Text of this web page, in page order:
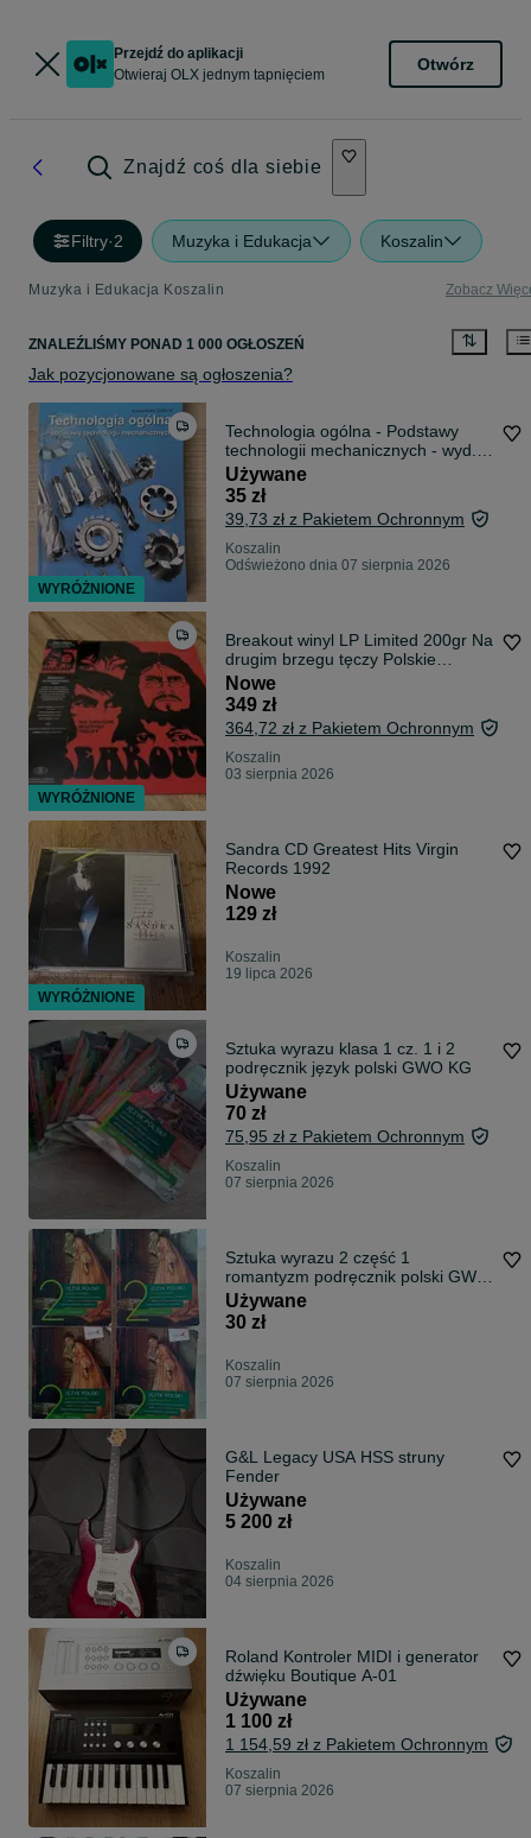
Przejdź do aplikacji
Otwieraj OLX jednym tapnięciem
Otwórz
Znajdź coś dla siebie
Filtry·2 Muzyka i Edukacja Koszalin
Muzyka i Edukacja Koszalin Zobacz
ZNALEŹLIŚMY PONAD 1 000 OGŁOSZEŃ
Jak pozycjonowane są ogłoszenia?
Technologia ogólna - Podstawy
technologii mechanicznych - wyd.
WSiP
Używane
35 zł
39,73 zł z Pakietem Ochronnym
Koszalin
Odświeżono dnia 07 sierpnia 2026
Breakout winyl LP Limited 200gr Na
drugim brzegu tęczy Polskie
Nagrania
Nowe
349 zł
364,72 zł z Pakietem Ochronnym
Koszalin
03 sierpnia 2026
Sandra CD Greatest Hits Virgin
Records 1992
Nowe
129 zł
Koszalin
19 lipca 2026
Sztuka wyrazu klasa 1 cz. 1 i 2
podręcznik język polski GWO KG
Używane
70 zł
75,95 zł z Pakietem Ochronnym
Koszalin
07 sierpnia 2026
Sztuka wyrazu 2 część 1
romantyzm podręcznik polski GWO
KG
Używane
30 zł
Koszalin
07 sierpnia 2026
G&L Legacy USA HSS struny
Fender
Używane
5 200 zł
Koszalin
04 sierpnia 2026
Roland Kontroler MIDI i generator
dźwięku Boutique A-01
Używane
1 100 zł
1 154,59 zł z Pakietem Ochronnym
Koszalin
07 sierpnia 2026
WYRÓŻNIONE
WYRÓŻNIONE
WYRÓŻNIONE